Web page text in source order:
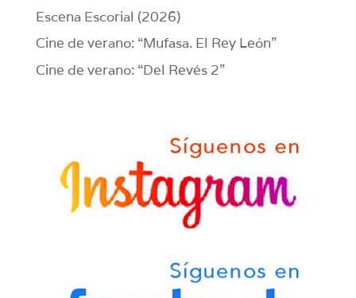
Escena Escorial (2026)
Cine de verano: “Mufasa. El Rey León”
Cine de verano: “Del Revés 2”